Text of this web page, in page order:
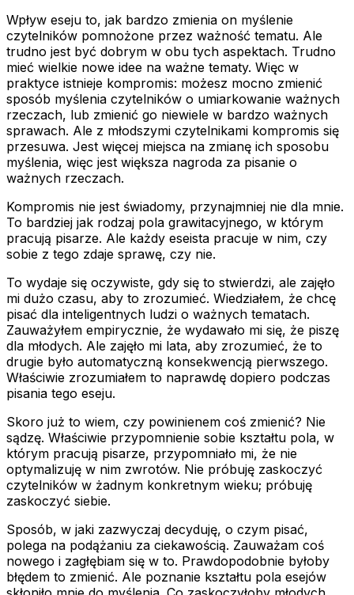
Wpływ eseju to, jak bardzo zmienia on myślenie
czytelników pomnożone przez ważność tematu. Ale
trudno jest być dobrym w obu tych aspektach. Trudno
mieć wielkie nowe idee na ważne tematy. Więc w
praktyce istnieje kompromis: możesz mocno zmienić
sposób myślenia czytelników o umiarkowanie ważnych
rzeczach, lub zmienić go niewiele w bardzo ważnych
sprawach. Ale z młodszymi czytelnikami kompromis się
przesuwa. Jest więcej miejsca na zmianę ich sposobu
myślenia, więc jest większa nagroda za pisanie o
ważnych rzeczach.
Kompromis nie jest świadomy, przynajmniej nie dla mnie.
To bardziej jak rodzaj pola grawitacyjnego, w którym
pracują pisarze. Ale każdy eseista pracuje w nim, czy
sobie z tego zdaje sprawę, czy nie.
To wydaje się oczywiste, gdy się to stwierdzi, ale zajęło
mi dużo czasu, aby to zrozumieć. Wiedziałem, że chcę
pisać dla inteligentnych ludzi o ważnych tematach.
Zauważyłem empirycznie, że wydawało mi się, że piszę
dla młodych. Ale zajęło mi lata, aby zrozumieć, że to
drugie było automatyczną konsekwencją pierwszego.
Właściwie zrozumiałem to naprawdę dopiero podczas
pisania tego eseju.
Skoro już to wiem, czy powinienem coś zmienić? Nie
sądzę. Właściwie przypomnienie sobie kształtu pola, w
którym pracują pisarze, przypomniało mi, że nie
optymalizuję w nim zwrotów. Nie próbuję zaskoczyć
czytelników w żadnym konkretnym wieku; próbuję
zaskoczyć siebie.
Sposób, w jaki zazwyczaj decyduję, o czym pisać,
polega na podążaniu za ciekawością. Zauważam coś
nowego i zagłębiam się w to. Prawdopodobnie byłoby
błędem to zmienić. Ale poznanie kształtu pola esejów